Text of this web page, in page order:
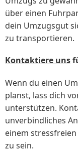
über einen
dein Umzugsgut
zu transportieren.
Kontaktiere uns
Wenn du einen
planst, lass dich
unterstützen.
unverbindliches
einem
zu sein.